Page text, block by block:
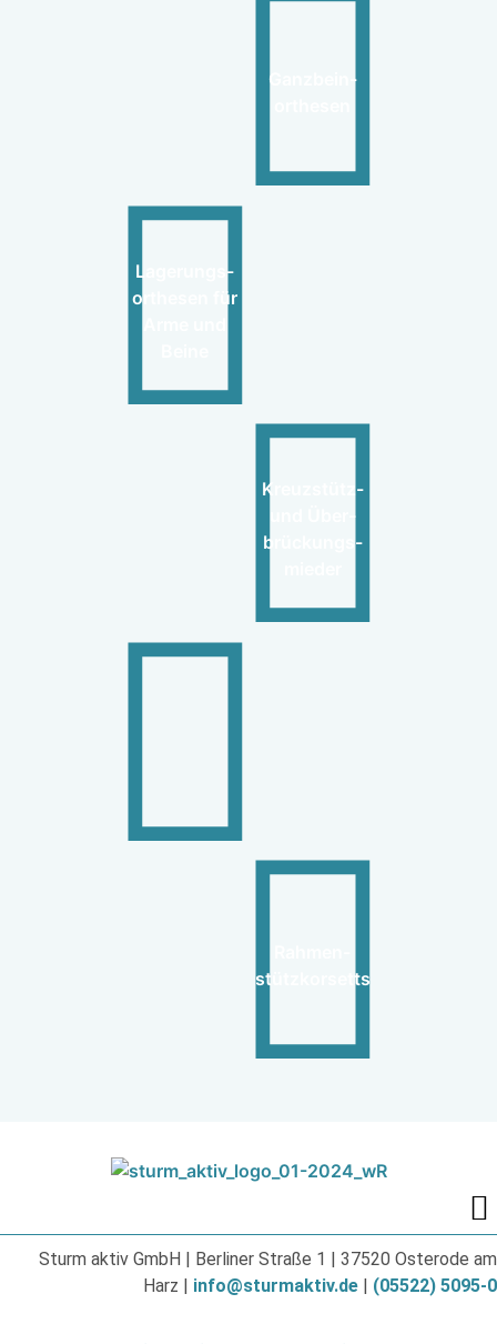
Ganzbein-
Lagerungs-
orthesen für
Kreuzstütz-
und Über-
brückungs-
stützkorsetts
Sturm aktiv GmbH | Berliner Straße 1 | 37520 Osterode am
Harz | info@sturmaktiv.de | (05522) 5095-0